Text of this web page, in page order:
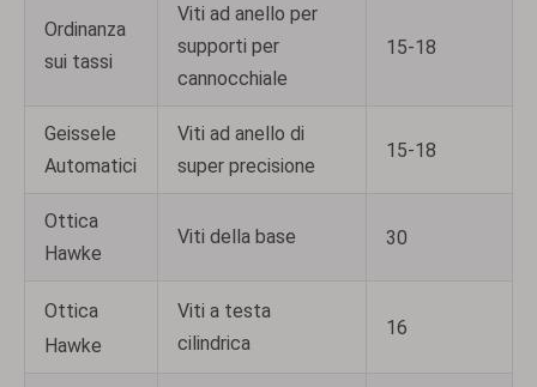
Ordinanza
sui tassi
Viti ad anello per
supporti per
cannocchiale
15-18
Geissele
Automatici
Viti ad anello di
super precisione
15-18
Ottica
Hawke
Viti della base 30
Ottica
Hawke
Viti a testa
cilindrica
16